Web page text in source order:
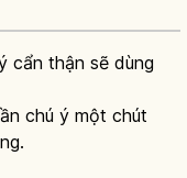
cẩn thận sẽ dùng
chú ý một chút